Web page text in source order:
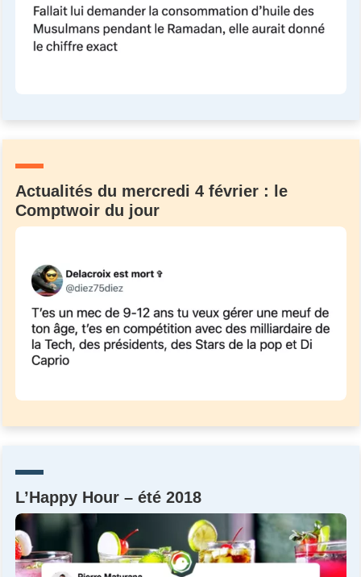
Actualités du mercredi 4 février : le
Comptwoir du jour
L’Happy Hour – été 2018